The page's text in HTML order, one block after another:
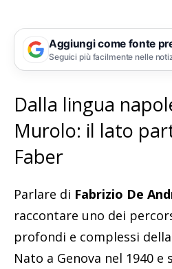
Aggiungi come fonte
Seguici più facilmente nelle
Dalla lingua
Murolo: il lato
Faber
Parlare di Fabrizio De
raccontare uno dei
profondi e complessi
Nato a Genova nel 1940 e